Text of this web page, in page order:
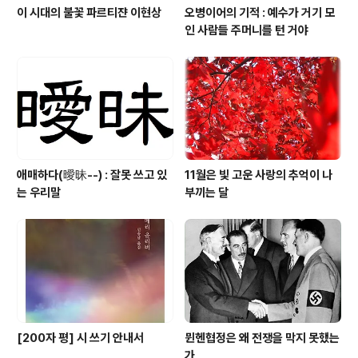
이 시대의 불꽃 파르티쟌 이현상
오병이어의 기적 : 예수가 거기 모
인 사람들 주머니를 턴 거야
애매하다(曖昧--) : 잘못 쓰고 있
는 우리말
11월은 빛 고운 사랑의 추억이 나
부끼는 달
[200자 평] 시 쓰기 안내서
뮌헨협정은 왜 전쟁을 막지 못했는